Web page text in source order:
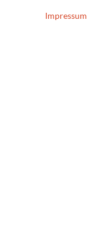
Impressum